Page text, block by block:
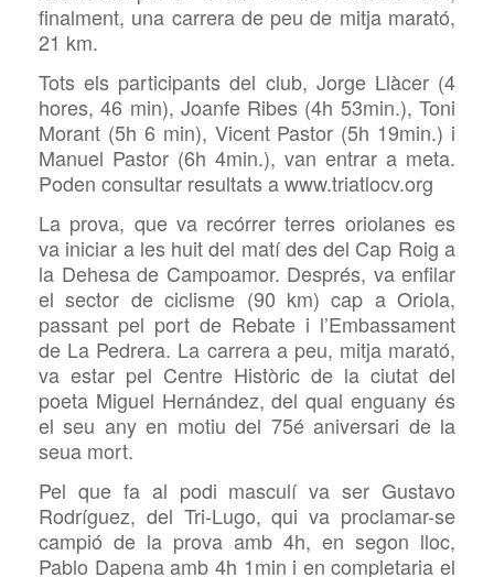
finalment, una carrera de peu de mitja marató,
21 km.
Tots els participants del club, Jorge Llàcer (4
hores, 46 min), Joanfe Ribes (4h 53min.), Toni
Morant (5h 6 min), Vicent Pastor (5h 19min.) i
Manuel Pastor (6h 4min.), van entrar a meta.
Poden consultar resultats a www.triatlocv.org
La prova, que va recórrer terres oriolanes es
va iniciar a les huit del matí des del Cap Roig a
la Dehesa de Campoamor. Després, va enfilar
el sector de ciclisme (90 km) cap a Oriola,
passant pel port de Rebate i l’Embassament
de La Pedrera. La carrera a peu, mitja marató,
va estar pel Centre Històric de la ciutat del
poeta Miguel Hernández, del qual enguany és
el seu any en motiu del 75é aniversari de la
seua mort.
Pel que fa al podi masculí va ser Gustavo
Rodríguez, del Tri-Lugo, qui va proclamar-se
campió de la prova amb 4h, en segon lloc,
Pablo Dapena amb 4h 1min i en completaria el